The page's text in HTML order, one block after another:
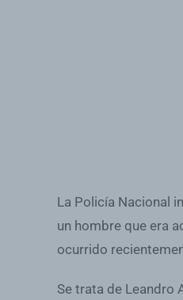
La Policía Nacional
un hombre que era
ocurrido
Se trata de Leandro